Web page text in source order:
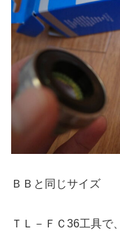
ＢＢと同じサイズ
ＴＬ－ＦＣ36工具で